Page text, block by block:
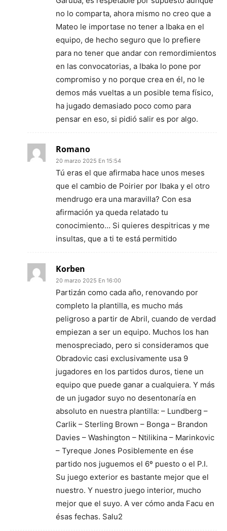
no lo comparta, ahora mismo no creo que a
Mateo le importase no tener a Ibaka en el
equipo, de hecho seguro que lo prefiere
para no tener que andar con remordimientos
en las convocatorias, a Ibaka lo pone por
compromiso y no porque crea en él, no le
demos más vueltas a un posible tema físico,
ha jugado demasiado poco como para
pensar en eso, si pidió salir es por algo.
Romano
20 marzo 2025 En 15:54
Tú eras el que afirmaba hace unos meses
que el cambio de Poirier por Ibaka y el otro
mendrugo era una maravilla? Con esa
afirmación ya queda relatado tu
conocimiento… Si quieres despitricas y me
insultas, que a ti te está permitido
Korben
20 marzo 2025 En 16:00
Partizán como cada año, renovando por
completo la plantilla, es mucho más
peligroso a partir de Abril, cuando de verdad
empiezan a ser un equipo. Muchos los han
menospreciado, pero si consideramos que
Obradovic casi exclusivamente usa 9
jugadores en los partidos duros, tiene un
equipo que puede ganar a cualquiera. Y más
de un jugador suyo no desentonaría en
absoluto en nuestra plantilla: – Lundberg –
Carlik – Sterling Brown – Bonga – Brandon
Davies – Washington – Ntilikina – Marinkovic
– Tyreque Jones Posiblemente en ése
partido nos juguemos el 6º puesto o el P.I.
Su juego exterior es bastante mejor que el
nuestro. Y nuestro juego interior, mucho
mejor que el suyo. A ver cómo anda Facu en
ésas fechas. Salu2